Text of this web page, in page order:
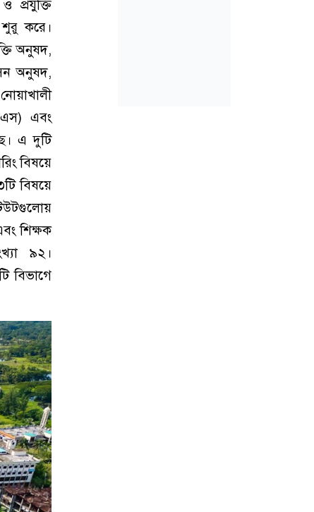
প্রযুক্তি
শুরু করে।
অনুষদ,
অনুষদ,
এবং
এ দুটি
বিষয়ে
বিষয়ে
শিক্ষক
৯২।
বিভাগে